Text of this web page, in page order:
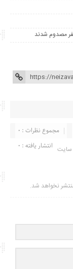
مجموع نظرات : 0
انتشار یافته : ۰ سایت
منتشر نخواهد شد.